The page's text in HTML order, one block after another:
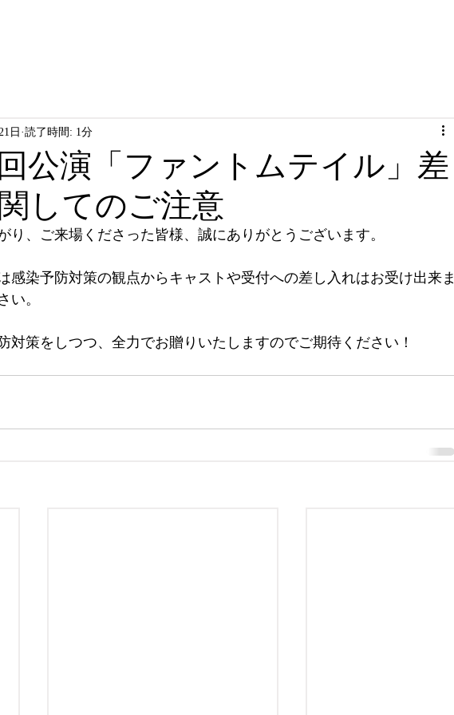
公演「ファントムテイル」差
してのご注意
日 読了時間: 1分
り、ご来場くださった皆様、誠にありがとうございます。
感染予防対策の観点からキャストや受付への差し入れはお受け出来ま
い。
対策をしつつ、全力でお贈りいたしますのでご期待ください！